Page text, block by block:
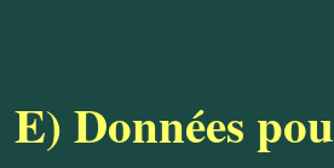
E)Données